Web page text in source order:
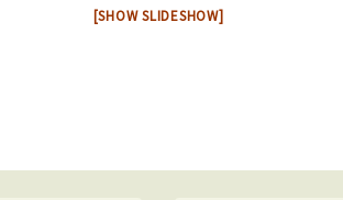
[SHOW SLIDESHOW]